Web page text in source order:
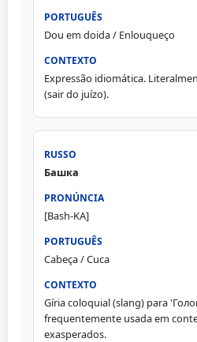
Dou em doida / Enlouqueço
Expressão idiomática.
(sair do juízo).
Башка
[Bash-KA]
Cabeça / Cuca
Gíria coloquial (slang) para
frequentemente usada em
exasperados.